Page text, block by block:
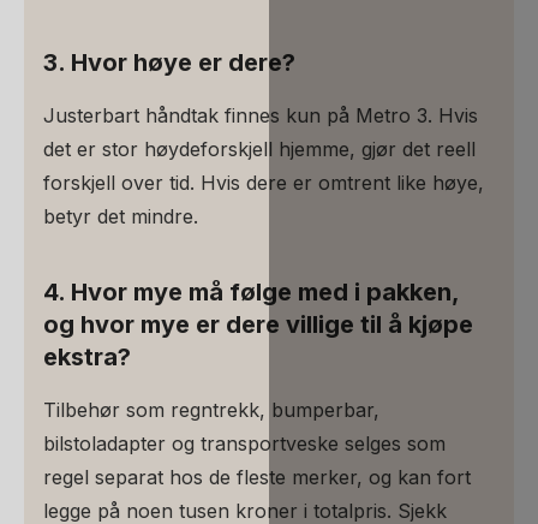
3. Hvor høye er dere?
Justerbart håndtak finnes kun på Metro 3. Hvis
det er stor høydeforskjell hjemme, gjør det reell
forskjell over tid. Hvis dere er omtrent like høye,
betyr det mindre.
4. Hvor mye må følge med i pakken,
og hvor mye er dere villige til å kjøpe
ekstra?
Tilbehør som regntrekk, bumperbar,
bilstoladapter og transportveske selges som
regel separat hos de fleste merker, og kan fort
legge på noen tusen kroner i totalpris. Sjekk